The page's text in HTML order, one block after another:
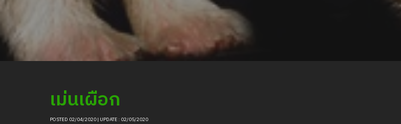
เม่นเผือก
POSTED 02/04/2020 | UPDATE : 02/05/2020